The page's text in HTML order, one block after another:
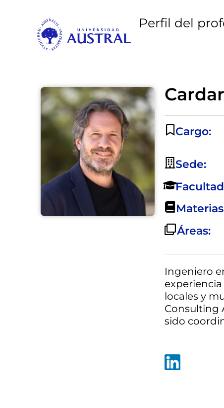
Perfil del
Cargo:
Sede:
Áreas:
Ingeniero
locales y
Consulting
sido